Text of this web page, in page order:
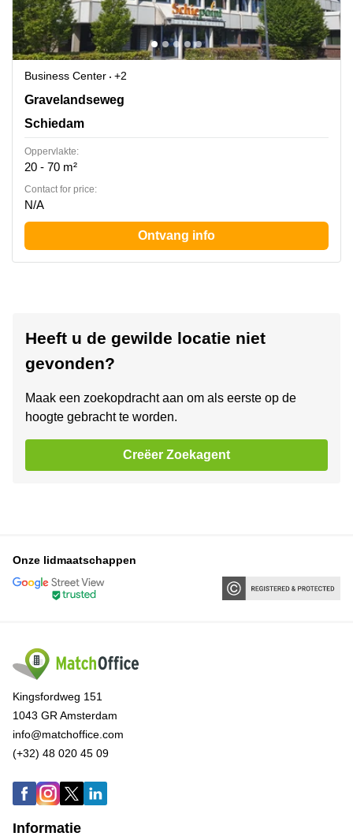
Business Center
+2
Gravelandseweg 258 , Schiedam
Gravelandseweg
Schiedam
Oppervlakte:
20 - 70 m²
Contact for price:
N/A
Ontvang info
Heeft u de gewilde locatie niet
gevonden?
Maak een zoekopdracht aan om als eerste op de
hoogte gebracht te worden.
Creëer Zoekagent
Onze lidmaatschappen
Kingsfordweg 151
1043 GR Amsterdam
info@matchoffice.com
(+32) 48 020 45 09
Informatie